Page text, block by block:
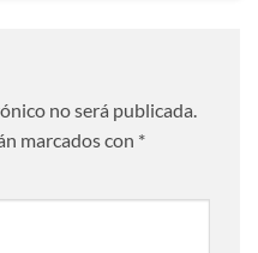
no será publicada.
marcados con *